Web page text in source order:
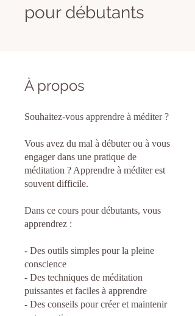
pour débutants
À propos
Souhaitez-vous apprendre à méditer ?
Vous avez du mal à débuter ou à vous
engager dans une pratique de
méditation ? Apprendre à méditer est
souvent difficile.
Dans ce cours pour débutants, vous
apprendrez :
- Des outils simples pour la pleine
conscience
- Des techniques de méditation
puissantes et faciles à apprendre
- Des conseils pour créer et maintenir